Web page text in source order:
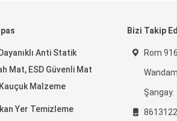
Anti Statik
Mat, ESD Güvenli Mat
Malzeme
Yer Temizleme
Bizi Takip
Rom
Şangay.